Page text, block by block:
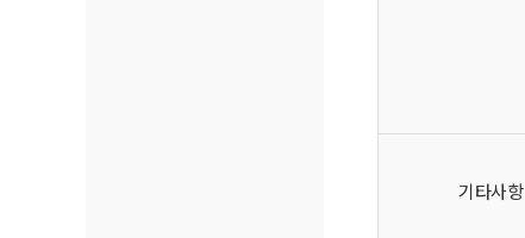
기타사항